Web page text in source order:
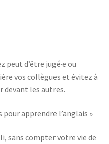
peut d’être jugé·e ou
vos collègues et évitez à
devant les autres.
pour apprendre l’anglais »
sans compter votre vie de